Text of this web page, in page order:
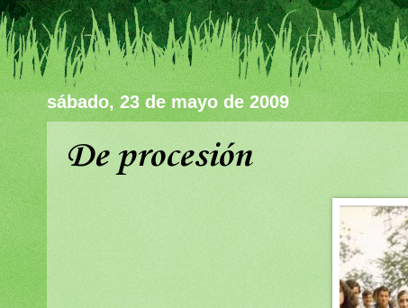
sábado, 23 de mayo de 2009
De procesión